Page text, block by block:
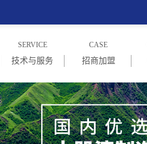
SERVICE
技术与服务
技术与服务
CASE
招商加盟
招商信息
加盟商家